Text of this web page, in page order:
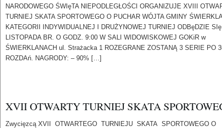
NARODOWEGO ŚWIęTA NIEPODLEGŁOŚCI ORGANIZUJE XVIII
TURNIEJ SKATA SPORTOWEGO O PUCHAR WÓJTA GMINY
KATEGORII INDYWIDUALNEJ I DRUŻYNOWEJ TURNIEJ ODBęDZIE
LISTOPADA BR. O GODZ. 9:00 W SALI WIDOWISKOWEJ GOKiR w
ŚWIERKLANACH ul. Strażacka 1 ROZEGRANE ZOSTANĄ 3 SERIE PO
ROZDAń. NAGRODY: – 90% […]
XVII OTWARTY TURNIEJ SKATA
Zwycięzcą XVII OTWARTEGO TURNIEJU SKATA SPORTOWEGO O